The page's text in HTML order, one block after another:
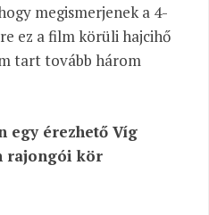
megismerjenek a 4-
ez a film körüli hajcihő
tart tovább három
egy érezhető Víg
rajongói kör